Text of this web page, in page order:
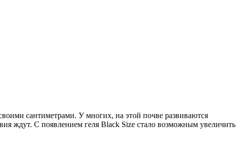
сантиметрами. У многих, на этой почве развиваются
ждут. С появлением геля Black Size стало возможным увеличить